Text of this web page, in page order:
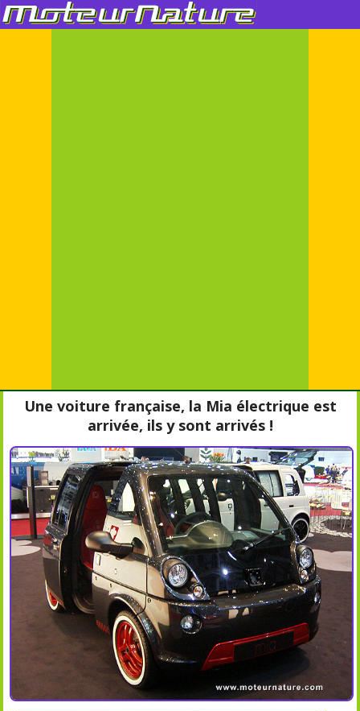
Une voiture française, la Mia électrique est
arrivée, ils y sont arrivés !